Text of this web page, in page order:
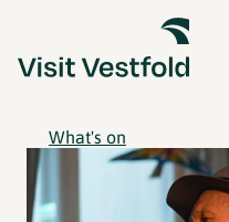
What's on